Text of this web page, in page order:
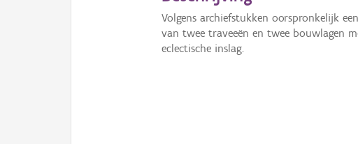
Volgens archiefstukken oorspronkelijk
van twee traveeën en twee bouwlagen
eclectische inslag.